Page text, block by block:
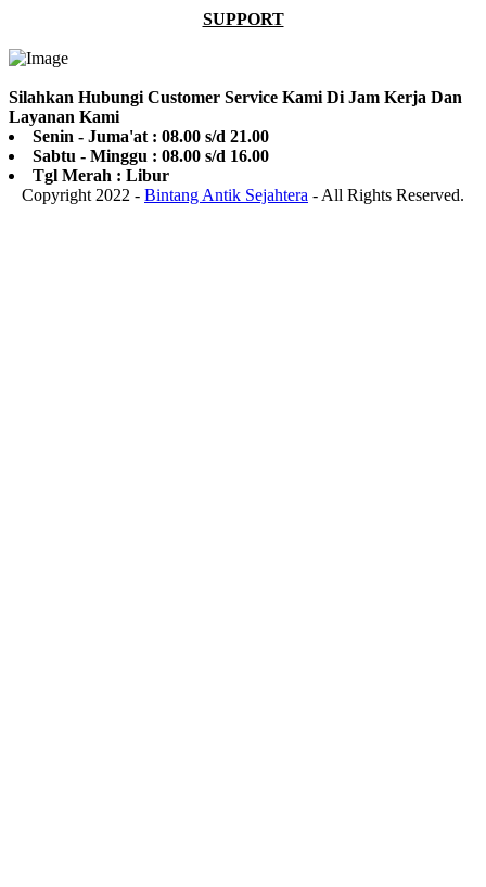
SUPPORT
Silahkan Hubungi Customer Service Kami Di Jam Kerja Dan
Layanan Kami
Senin - Juma'at : 08.00 s/d 21.00
Sabtu - Minggu : 08.00 s/d 16.00
Tgl Merah : Libur
Copyright 2022 - Bintang Antik Sejahtera - All Rights Reserved.